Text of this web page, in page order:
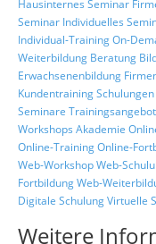
Hausinternes Seminar
Seminar Individuelles
Individual-TrainingOn-
Weiterbildung Beratung
Erwachsenenbildung
KundentrainingSchulungen
Seminare Trainingsangebot
Workshops Akademie
Online-TrainingOnline-
Web-WorkshopWeb-
FortbildungWeb-
Digitale SchulungVirtuelle
Weitere